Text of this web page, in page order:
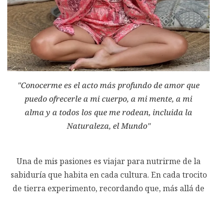
Una de mis pasiones es viajar para nutrirme de la
sabiduría que habita en cada cultura. En cada trocito
de tierra experimento, recordando que, más allá de
"Conocerme es el acto más profundo de amor que
puedo ofrecerle a mi cuerpo, a mi mente, a mi
alma y a todos los que me rodean, incluida la
Naturaleza, el Mundo"